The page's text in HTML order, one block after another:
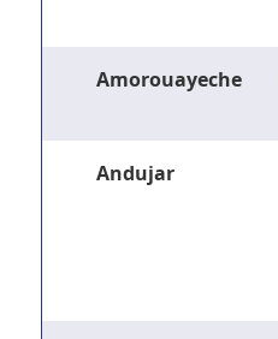
Amorouayeche
Andujar